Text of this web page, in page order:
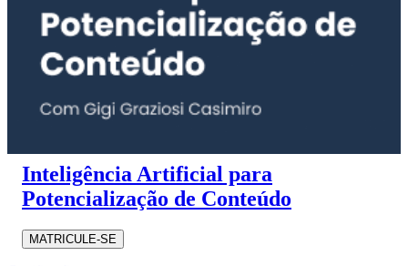
Inteligência Artificial para
Potencialização de Conteúdo
MATRICULE-SE